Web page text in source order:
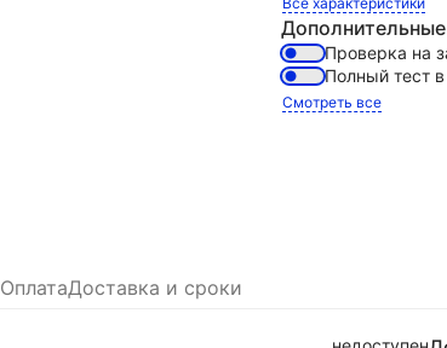
Дополнительные
Проверка на
Полный тест
Смотреть все
ОплатаДоставка и сроки